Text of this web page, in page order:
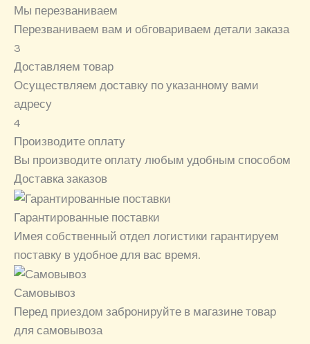
Мы перезваниваем
Перезваниваем вам и обговариваем детали заказа
3
Доставляем товар
Осуществляем доставку по указанному вами
адресу
4
Производите оплату
Вы производите оплату любым удобным способом
Доставка заказов
Гарантированные поставки
Имея собственный отдел логистики гарантируем
поставку в удобное для вас время.
Самовывоз
Перед приездом забронируйте в магазине товар
для самовывоза